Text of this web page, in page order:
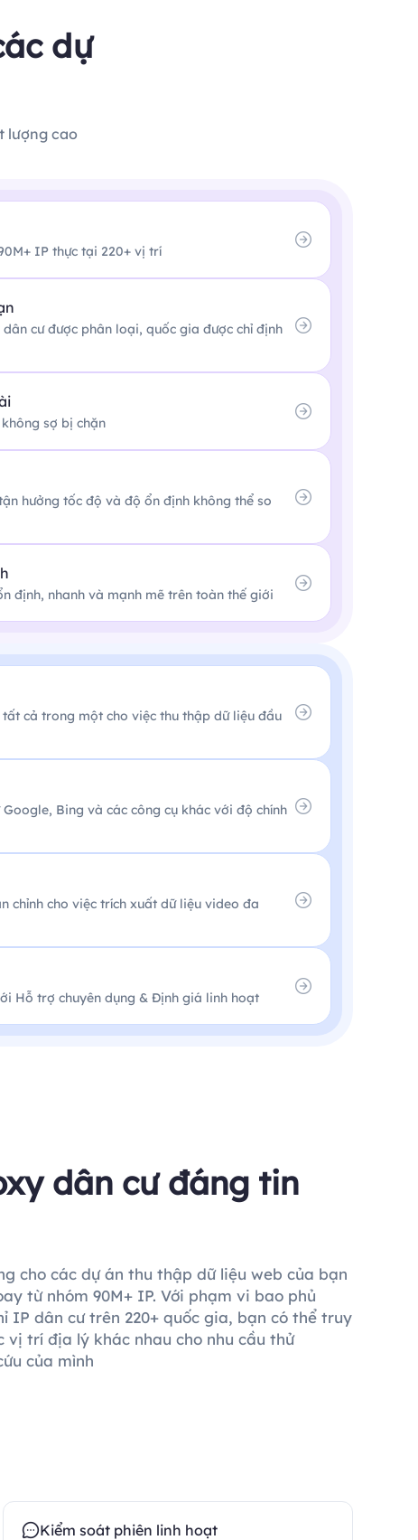
dự
lượng cao
IP thực tại 220+ vị trí
cư được phân loại, quốc gia được chỉ định
sợ bị chặn
hưởng tốc độ và độ ổn định không thể so
định, nhanh và mạnh mẽ trên toàn thế giới
cả trong một cho việc thu thập dữ liệu đầu
Bing và các công cụ khác với độ chính
chỉnh cho việc trích xuất dữ liệu video đa
Hỗ trợ chuyên dụng & Định giá linh hoạt
dân cư đáng tin
cho các dự án thu thập dữ liệu web của bạn
từ nhóm 90M+ IP. Với phạm vi bao phủ
IP dân cư trên 220+ quốc gia, bạn có thể truy
vị trí địa lý khác nhau cho nhu cầu thử
của mình
Kiểm soát phiên linh hoạt